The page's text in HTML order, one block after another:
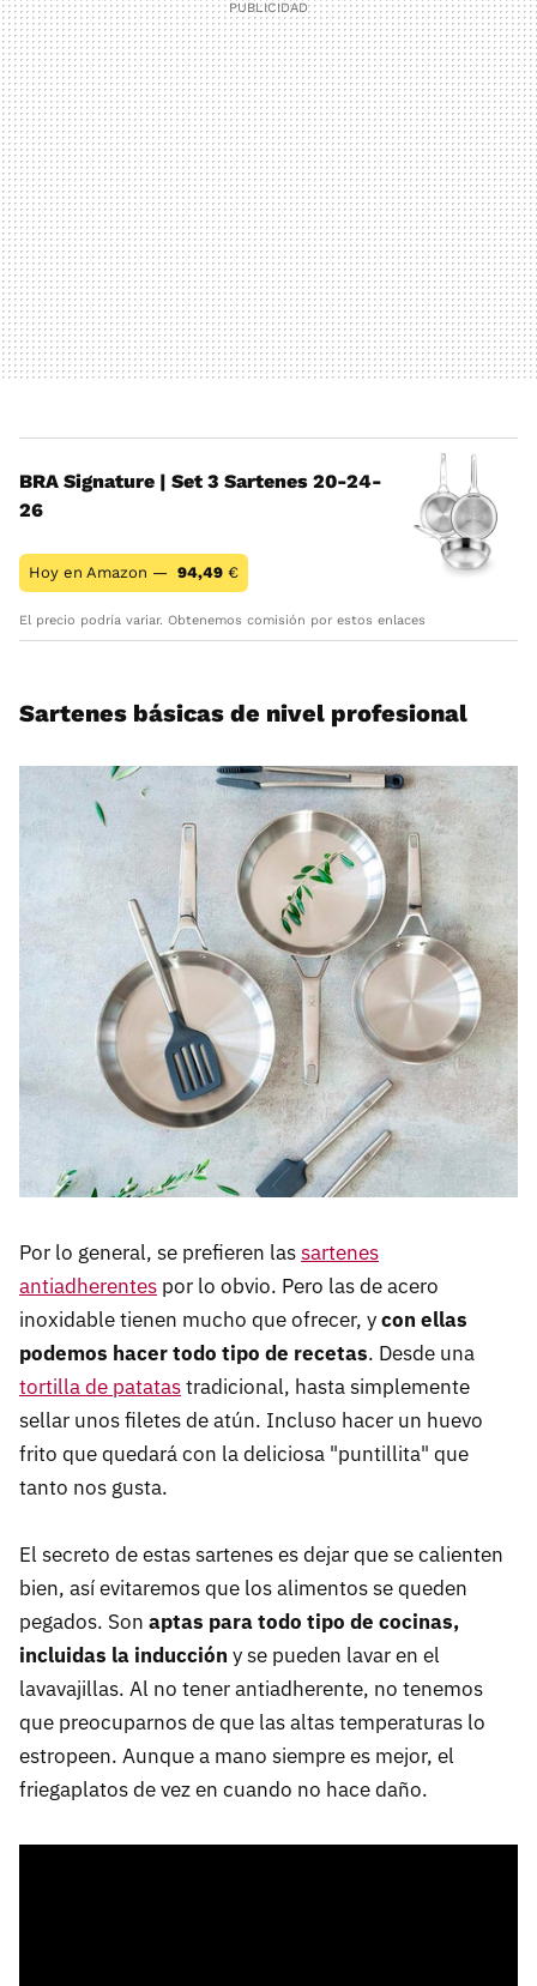
BRA Signature | Set 3 Sartenes 20-24-
26
Hoy en Amazon — 94,49 €
El precio podría variar. Obtenemos comisión por estos enlaces
Sartenes básicas de nivel profesional
Por lo general, se prefieren lassartenes
antiadherentes por lo obvio. Pero las de acero
inoxidable tienen mucho que ofrecer, ycon ellas
podemos hacer todo tipo de recetas. Desde una
tortilla de patatastradicional, hasta simplemente
sellar unos filetes de atún. Incluso hacer un huevo
frito que quedará con la deliciosa "puntillita" que
tanto nos gusta.
El secreto de estas sartenes es dejar que se calienten
bien, así evitaremos que los alimentos se queden
pegados. Son aptas para todo tipo de cocinas,
incluidas la inducción y se pueden lavar en el
lavavajillas. Al no tener antiadherente, no tenemos
que preocuparnos de que las altas temperaturas lo
estropeen. Aunque a mano siempre es mejor, el
friegaplatos de vez en cuando no hace daño.